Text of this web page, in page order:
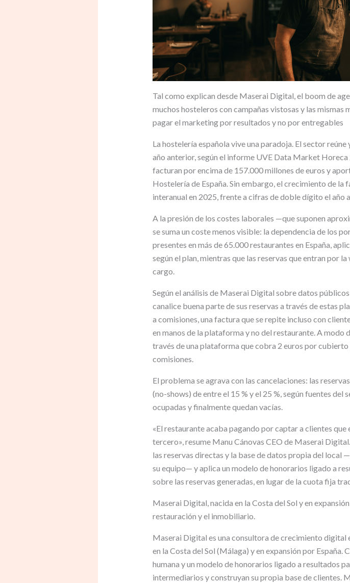
Tal como explican desde Maserai Digital, el boom de
muchos hosteleros con campañas vistosas y las mismas
pagar el marketing por resultados y no por entregables
La hostelería española vive una paradoja. El sector
año anterior, según el informe UVE Data Market
facturan por encima de 157.000 millones de euros y
Hostelería de España. Sin embargo, el crecimiento de
interanual en 2025, frente a cifras de doble dígito el
A la presión de los costes laborales —que suponen
se suma un coste menos visible: la dependencia de los
presentes en más de 65.000 restaurantes en España,
según el plan, mientras que las reservas que entran por
cargo.
Según el análisis de Maserai Digital sobre datos
canalice buena parte de sus reservas a través de estas
a comisiones, una factura que se repite incluso con
en manos de la plataforma y no del restaurante. A modo
través de una plataforma que cobra 2 euros por cubierto
comisiones.
El problema se agrava con las cancelaciones: las
(no-shows) de entre el 15 % y el 25 %, según fuentes del
ocupadas y finalmente quedan vacías.
«El restaurante acaba pagando por captar a clientes que
tercero», resume Manu Cánovas CEO de Maserai
las reservas directas y la base de datos propia del
su equipo— y aplica un modelo de honorarios ligado a
sobre las reservas generadas, en lugar de la cuota fija
Maserai Digital, nacida en la Costa del Sol y en
restauración y el inmobiliario.
Maserai Digital es una consultora de crecimiento
en la Costa del Sol (Málaga) y en expansión por
humana y un modelo de honorarios ligado a resultados
intermediarios y construyan su propia base de clientes.